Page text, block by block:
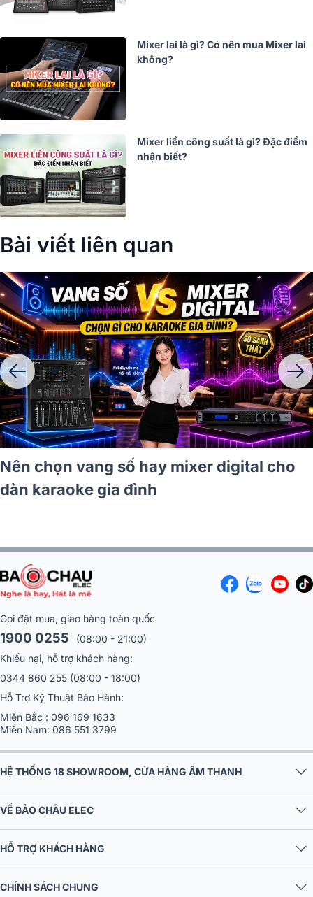
Mixer lai là gì? Có nên mua Mixer lai
không?
Mixer liền công suất là gì? Đặc điểm
nhận biết?
Bài viết liên quan
Nên chọn vang số hay mixer digital cho
dàn karaoke gia đình
Gọi đặt mua, giao hàng toàn quốc
1900 0255
(08:00 - 21:00)
Khiếu nại, hỗ trợ khách hàng:
0344 860 255 (08:00 - 18:00)
Hỗ Trợ Kỹ Thuật Bảo Hành:
Miền Bắc : 096 169 1633
Miền Nam: 086 551 3799
HỆ THỐNG 18 SHOWROOM, CỬA HÀNG ÂM THANH
VỀ BẢO CHÂU ELEC
HỖ TRỢ KHÁCH HÀNG
CHÍNH SÁCH CHUNG